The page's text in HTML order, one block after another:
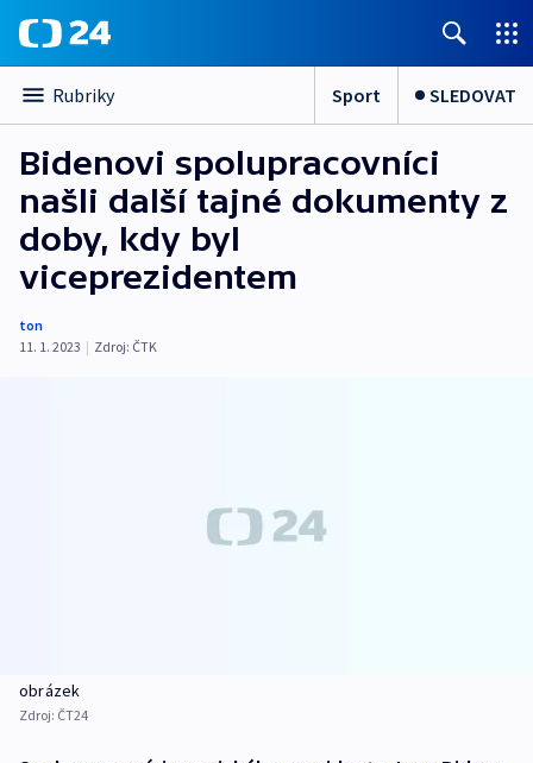
Rubriky Sport SLEDOVAT
Bidenovi spolupracovníci
našli další tajné dokumenty z
doby, kdy byl
viceprezidentem
ton
11. 1. 2023 | Zdroj: ČTK
obrázek
Zdroj: ČT24